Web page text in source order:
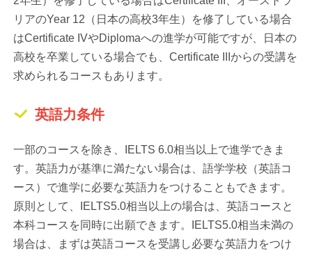
リアのYear 12（日本の高校3年生）を修了している場合
はCertificate IVやDiplomaへの進学が可能ですが、日本の
高校を卒業している場合でも、Certificate IIIからの受講を
求められるコースもあります。
英語力条件
一部のコースを除き、IELTS 6.0相当以上で進学できま
す。英語力が基準に満たない場合は、語学学校（英語コ
ース）で進学に必要な英語力をつけることもできます。
原則として、IELTS5.0相当以上の場合は、英語コースと
本科コースを同時に出願できます。IELTS5.0相当未満の
場合は、まずは英語コースを受講し必要な英語力をつけ